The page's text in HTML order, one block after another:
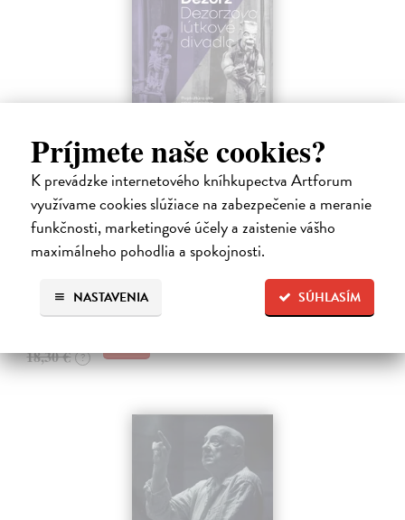
Príjmete naše cookies?
K prevádzke internetového kníhkupectva Artforum
využívame cookies slúžiace na zabezpečenie a meranie
funkčnosti, marketingové účely a zaistenie vášho
maximálneho pohodlia a spokojnosti.
SÚHLASÍM
NASTAVENIA
Dezorzovo lútkové divadlo
Dezorz Gejza | Kniha
Kniha o Dezorzovom lútkovom divadle mapuje viac ako dve
desaťročia existencie jedného z najvýraznejších slovenských
nezávislých bábkových súborov. Obsahuje fotografie, spomienky,
Na sklade
18,30 € ?